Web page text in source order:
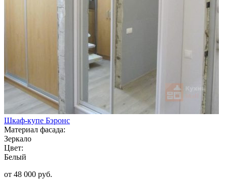
Шкаф-купе Бэронс
Материал фасада:
Зеркало
Цвет:
Белый
от 48 000 руб.